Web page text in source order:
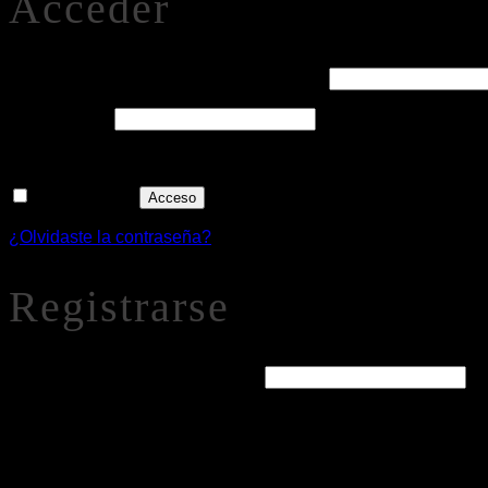
Acceso
¿Olvidaste la contraseña?
Registrarse